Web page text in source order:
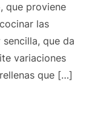
que proviene
las
que da
variaciones
que […]